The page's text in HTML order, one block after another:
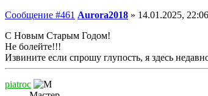
Сообщение #461 Aurora2018 » 14.01.2025, 22:06
С Новым Старым Годом!
Не болейте!!!
Извините если спрошу глупость, я здесь
piatroc